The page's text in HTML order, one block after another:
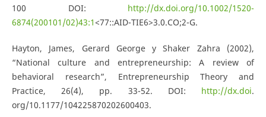
100 DOI: http://dx.doi.org/10.1002/1520-
6874(200101/02)43:1<77::AID-TIE6>3.0.CO;2-G.
Hayton, James, Gerard George y Shaker Zahra (2002),
“National culture and entrepreneurship: A review of
behavioral research”, Entrepreneurship Theory and
Practice, 26(4), pp. 33-52. DOI: http://dx.doi.
org/10.1177/104225870202600403.